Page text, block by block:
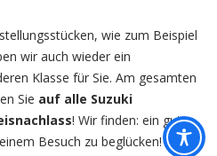
wie zum Beispiel
wir auch wieder ein
Klasse für Sie. Am gesamten
Sie auf alle Suzuki
! Wir finden: ein guter
Besuch zu beglücken!